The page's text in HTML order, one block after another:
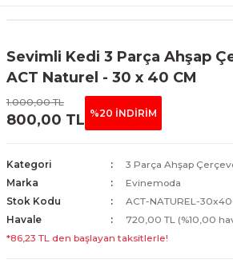
Tablolar
Sevimli Kedi 3 Parça Ahşap
ACT Naturel - 30 x 40 CM
1.000,00 TL
800,00 TL %20 İNDİRİM
Kategori
3 Parça Ahşap
Marka
Evinemoda
Stok Kodu
ACT-NATUREL-
Havale
720,00 TL (%10,00
*86,23 TL den başlayan taksitlerle!